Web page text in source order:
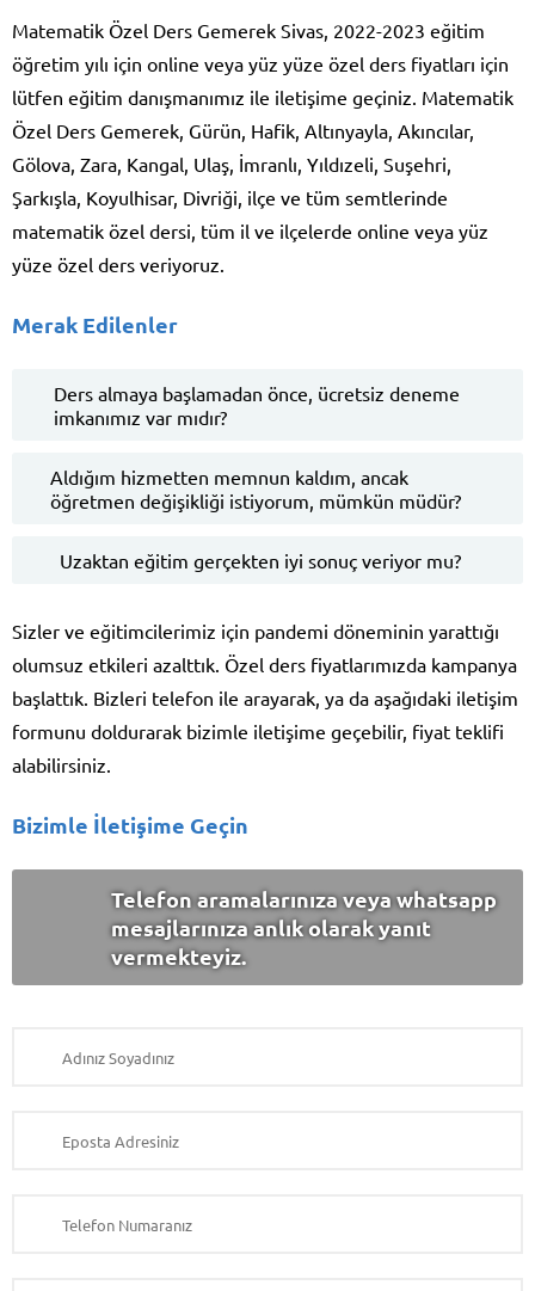
Matematik Özel Ders Gemerek Sivas, 2022-2023 eğitim
öğretim yılı için online veya yüz yüze özel ders fiyatları için
lütfen eğitim danışmanımız ile iletişime geçiniz. Matematik
Özel Ders Gemerek, Gürün, Hafik, Altınyayla, Akıncılar,
Gölova, Zara, Kangal, Ulaş, İmranlı, Yıldızeli, Suşehri,
Şarkışla, Koyulhisar, Divriği, ilçe ve tüm semtlerinde
matematik özel dersi, tüm il ve ilçelerde online veya yüz
yüze özel ders veriyoruz.
Merak Edilenler
Ders almaya başlamadan önce, ücretsiz deneme
imkanımız var mıdır?
Aldığım hizmetten memnun kaldım, ancak
öğretmen değişikliği istiyorum, mümkün müdür?
Uzaktan eğitim gerçekten iyi sonuç veriyor mu?
Sizler ve eğitimcilerimiz için pandemi döneminin yarattığı
olumsuz etkileri azalttık. Özel ders fiyatlarımızda kampanya
başlattık. Bizleri telefon ile arayarak, ya da aşağıdaki iletişim
formunu doldurarak bizimle iletişime geçebilir, fiyat teklifi
alabilirsiniz.
Bizimle İletişime Geçin
Telefon aramalarınıza veya whatsapp
mesajlarınıza anlık olarak yanıt
vermekteyiz.